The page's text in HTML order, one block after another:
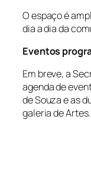
O espaço é
dia a dia da
Eventos
Em breve, a
agenda de
de Souza e as
galeria de Artes.